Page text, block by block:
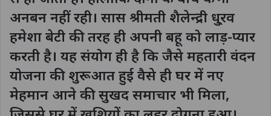
अनबन नहीं रही। सास श्रीमती शैलेन्द्री धु्रव
हमेशा बेटी की तरह ही अपनी बहू को लाड़-प्यार
करती है। यह संयोग ही है कि जैसे महतारी वंदन
योजना की शुरूआत हुई वैसे ही घर में नए
मेहमान आने की सुखद समाचार भी मिला,